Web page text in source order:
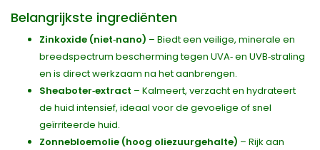
Belangrijkste ingrediënten
Zinkoxide (niet‑nano) – Biedt een veilige, minerale en
breedspectrum bescherming tegen UVA‑ en UVB‑straling
en is direct werkzaam na het aanbrengen.
Sheaboter‑extract – Kalmeert, verzacht en hydrateert
de huid intensief, ideaal voor de gevoelige of snel
geïrriteerde huid.
Zonnebloemolie (hoog oliezuurgehalte) – Rijk aan